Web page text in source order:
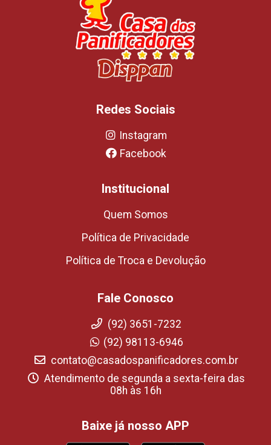
Redes Sociais
Instagram
Facebook
Institucional
Quem Somos
Política de Privacidade
Política de Troca e Devolução
Fale Conosco
(92) 3651-7232
(92) 98113-6946
contato@casadospanificadores.com.br
Atendimento de segunda a sexta-feira das
08h às 16h
Baixe já nosso APP